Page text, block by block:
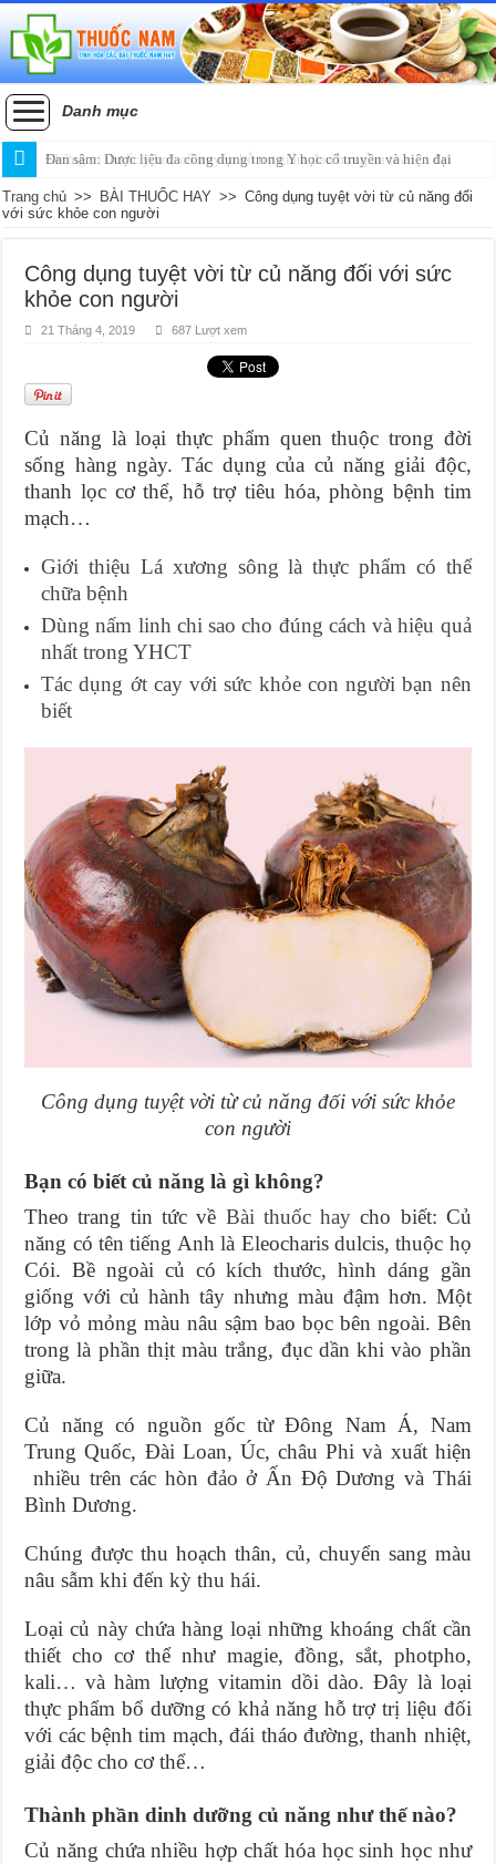
Danh mục
Đan sâm: Dược liệu đa công dụng trong Y học cổ truyền và hiện đại
Trang chủ >> BÀI THUỐC HAY >> Công dụng tuyệt vời từ củ năng đối
với sức khỏe con người
Công dụng tuyệt vời từ củ năng đối với sức
khỏe con người
21 Tháng 4, 2019 687 Lượt xem
Củ năng là loại thực phẩm quen thuộc trong đời
sống hàng ngày. Tác dụng của củ năng giải độc,
thanh lọc cơ thể, hỗ trợ tiêu hóa, phòng bệnh tim
mạch…
Giới thiệu Lá xương sông là thực phẩm có thể
chữa bệnh
Dùng nấm linh chi sao cho đúng cách và hiệu quả
nhất trong YHCT
Tác dụng ớt cay với sức khỏe con người bạn nên
biết
Công dụng tuyệt vời từ củ năng đối với sức khỏe
con người
Bạn có biết củ năng là gì không?
Theo trang tin tức về Bài thuốc hay cho biết: Củ
năng có tên tiếng Anh là Eleocharis dulcis, thuộc họ
Cói. Bề ngoài củ có kích thước, hình dáng gần
giống với củ hành tây nhưng màu đậm hơn. Một
lớp vỏ mỏng màu nâu sậm bao bọc bên ngoài. Bên
trong là phần thịt màu trắng, đục dần khi vào phần
giữa.
Củ năng có nguồn gốc từ Đông Nam Á, Nam
Trung Quốc, Đài Loan, Úc, châu Phi và xuất hiện
nhiều trên các hòn đảo ở Ấn Độ Dương và Thái
Bình Dương.
Chúng được thu hoạch thân, củ, chuyển sang màu
nâu sẫm khi đến kỳ thu hái.
Loại củ này chứa hàng loại những khoáng chất cần
thiết cho cơ thể như magie, đồng, sắt, photpho,
kali… và hàm lượng vitamin dồi dào. Đây là loại
thực phẩm bổ dưỡng có khả năng hỗ trợ trị liệu đối
với các bệnh tim mạch, đái tháo đường, thanh nhiệt,
giải độc cho cơ thể…
Thành phần dinh dưỡng củ năng như thế nào?
Củ năng chứa nhiều hợp chất hóa học sinh học như